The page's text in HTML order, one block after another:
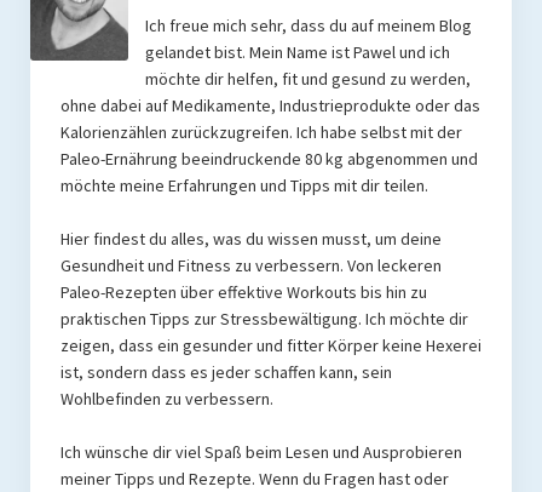
Ich freue mich sehr, dass du auf meinem Blog
gelandet bist. Mein Name ist Pawel und ich
möchte dir helfen, fit und gesund zu werden,
ohne dabei auf Medikamente, Industrieprodukte oder das
Kalorienzählen zurückzugreifen. Ich habe selbst mit der
Paleo-Ernährung beeindruckende 80 kg abgenommen und
möchte meine Erfahrungen und Tipps mit dir teilen.
Hier findest du alles, was du wissen musst, um deine
Gesundheit und Fitness zu verbessern. Von leckeren
Paleo-Rezepten über effektive Workouts bis hin zu
praktischen Tipps zur Stressbewältigung. Ich möchte dir
zeigen, dass ein gesunder und fitter Körper keine Hexerei
ist, sondern dass es jeder schaffen kann, sein
Wohlbefinden zu verbessern.
Ich wünsche dir viel Spaß beim Lesen und Ausprobieren
meiner Tipps und Rezepte. Wenn du Fragen hast oder